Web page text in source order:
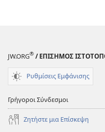
JW.ORG® / ΕΠΙΣΗΜΟΣ
Ρυθμίσεις Εμφάνισης
Γρήγοροι Σύνδεσμοι
Ζητήστε μια Επίσκεψη